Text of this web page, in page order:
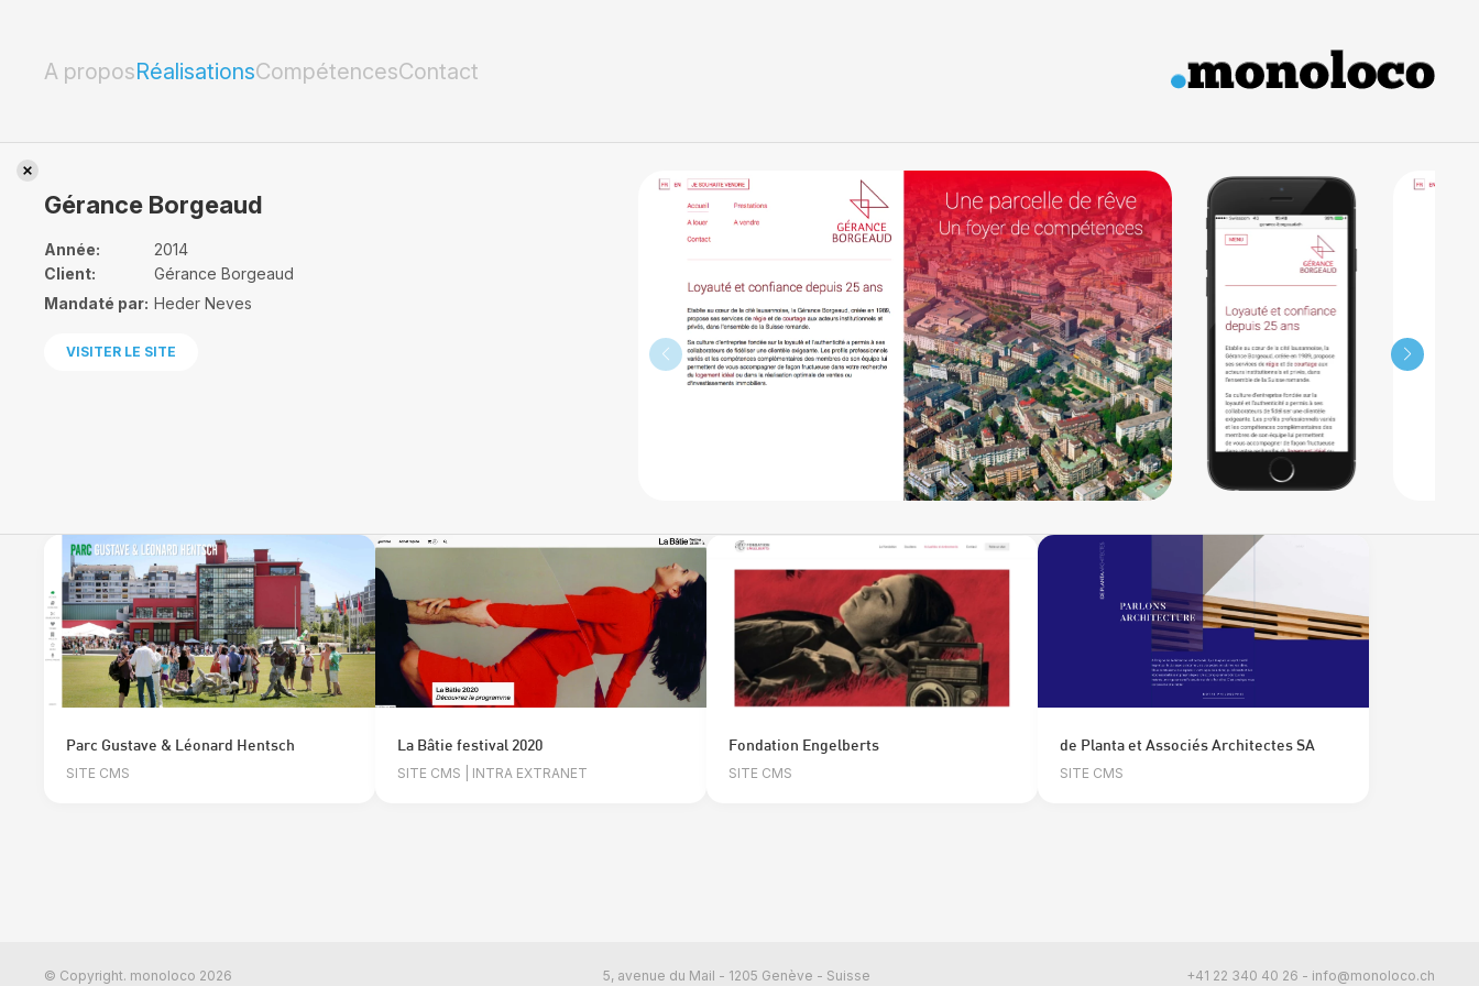
A proposRéalisationsCompétencesContact
Gérance Borgeaud
Année:
2014
Client:
Gérance Borgeaud
Mandaté par: Heder Neves
VISITER LE SITE
Parc Gustave & Léonard Hentsch
SITE CMS
La Bâtie festival 2020
SITE CMS | INTRA EXTRANET
Fondation Engelberts
SITE CMS
de Planta et Associés Architectes SA
SITE CMS
© Copyright. monoloco 2026 5, avenue du Mail - 1205 Genève - Suisse +41 22 340 40 26 - info@monoloco.ch